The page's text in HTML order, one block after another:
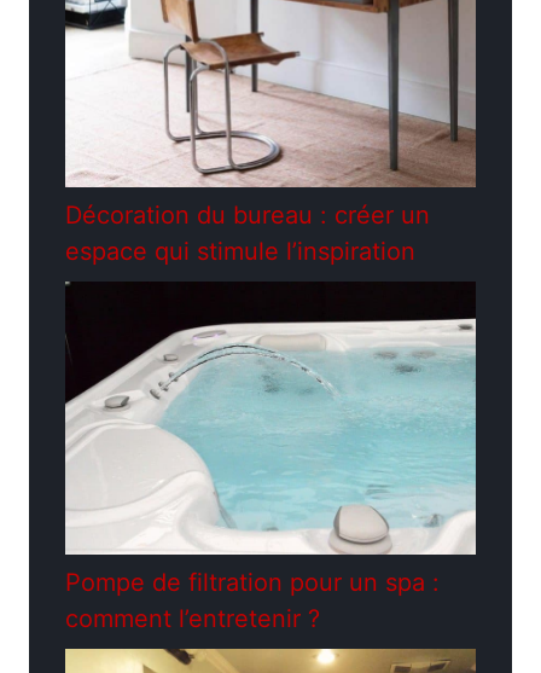
Décoration du bureau : créer un
espace qui stimule l’inspiration
Pompe de filtration pour un spa :
comment l’entretenir ?